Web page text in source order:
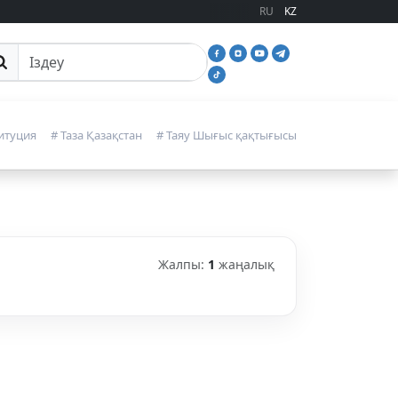
RU KZ
іздеу
# Таза Қазақстан # Таяу Шығыс қақтығысы
Жалпы: 1 жаңалық